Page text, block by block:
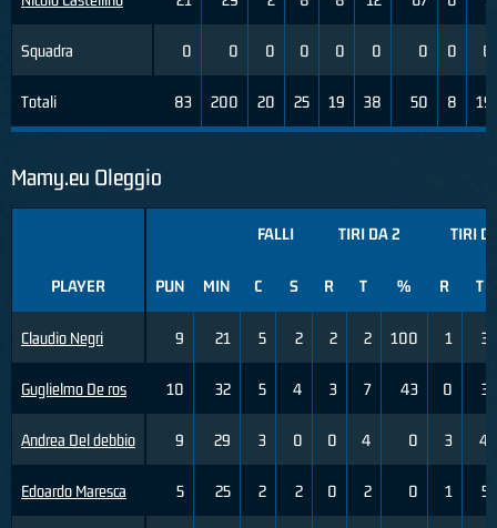
Squadra
Totali
0 0 0 0 0 0 0 0 0
83 200 20 25 19 38 50 8 19
Mamy.eu Oleggio
PLAYER
Claudio Negri
Guglielmo De ros
Andrea Del debbio
Edoardo Maresca
FALLI TIRI DA 2 TIRI
PUN MIN C S R T % R T
9 21 5 2 2 2 100 1 3
10 32 5 4 3 7 43 0 3
9 29 3 0 0 4 0 3 4
5 25 2 2 0 2 0 1 5